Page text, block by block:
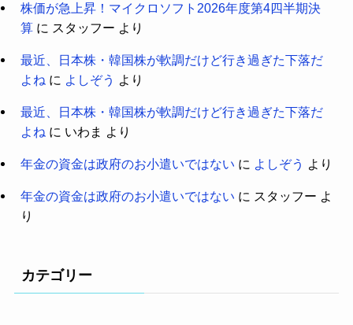
株価が急上昇！マイクロソフト2026年度第4四半期決
算に スタッフー より
最近、日本株・韓国株が軟調だけど行き過ぎた下落だ
よね に よしぞう より
最近、日本株・韓国株が軟調だけど行き過ぎた下落だ
よね に いわま より
年金の資金は政府のお小遣いではない に よしぞう より
年金の資金は政府のお小遣いではない に スタッフー よ
り
カテゴリー